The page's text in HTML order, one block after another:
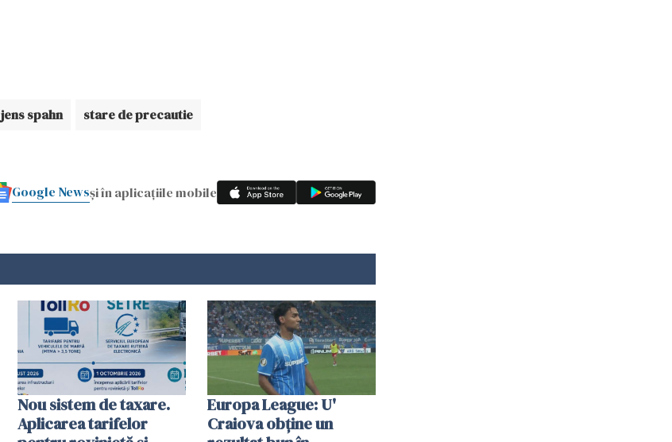
jens spahn stare de precautie
Google Newsși în aplicațiile mobile
Nou sistem de taxare.
Aplicarea tarifelor
Europa League: U'
Craiova obține un